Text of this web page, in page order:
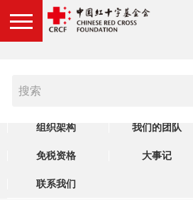
机构简介
组织架构 我们的团队
免税资格 大事记
联系我们